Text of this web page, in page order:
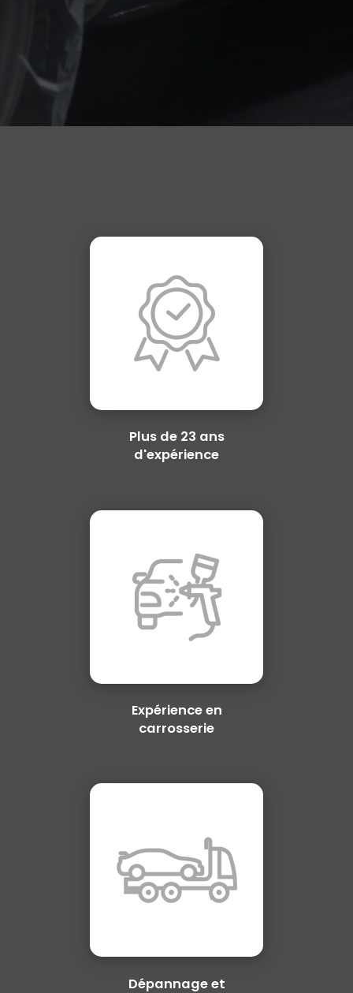
Plus de 23 ans
d'expérience
Expérience en
carrosserie
Dépannage et